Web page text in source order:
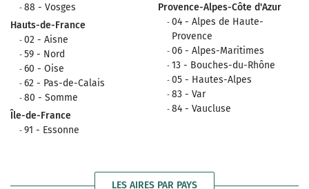
88 - Vosges
Hauts-de-France
02 - Aisne
59 - Nord
60 - Oise
62 - Pas-de-Calais
80 - Somme
Île-de-France
91 - Essonne
Provence-Alpes-Côte d'Azur
04 - Alpes de Haute-
Provence
06 - Alpes-Maritimes
13 - Bouches-du-Rhône
05 - Hautes-Alpes
83 - Var
84 - Vaucluse
LES AIRES PAR PAYS